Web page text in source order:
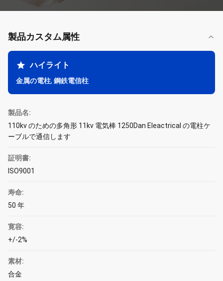
製品カスタム属性
ハイライト
金属の電柱, 鋼鉄電信柱
製品名:
110kv のための多角形 11kv 電気棒 1250Dan Eleactrical の電柱ケ
ーブルで通信します
証明書:
ISO9001
寿命:
50 年
寛容:
+/-2%
素材:
合金